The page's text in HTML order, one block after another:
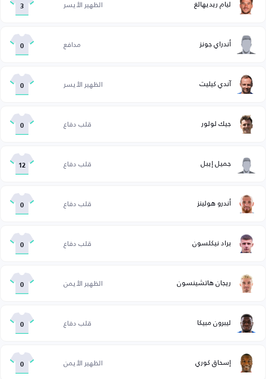
ليام ريديهالغ الظهير الأيسر 3
أندراي جونز مدافع 0
آندي كيليت الظهير الأيسر 0
جيك لولور قلب دفاع 0
جميل إيبل قلب دفاع 12
أندرو هولينز قلب دفاع 0
براد نيكلسون قلب دفاع 0
ريجان هاتشينسون الظهير الأيمن 0
ليبرون مبيكا قلب دفاع 0
إسحاق كوري الظهير الأيمن 0